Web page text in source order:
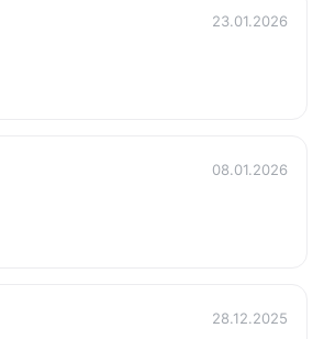
23.01.2026
08.01.2026
28.12.2025